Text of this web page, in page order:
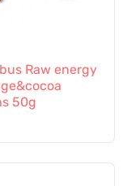
Raw energy
50g